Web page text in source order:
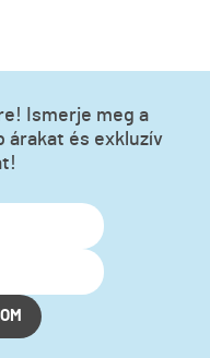
Ismerje meg a
árakat és exkluzív